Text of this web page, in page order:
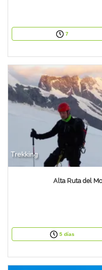
7
Trekking
Alta Ruta del
5 días